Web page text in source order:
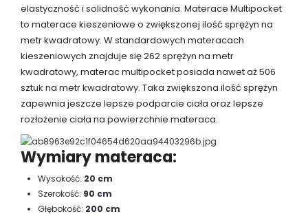
elastyczność i solidność wykonania. Materace Multipocket
to materace kieszeniowe o zwiększonej ilość sprężyn na
metr kwadratowy. W standardowych materacach
kieszeniowych znajduje się 262 sprężyn na metr
kwadratowy, materac multipocket posiada nawet aż 506
sztuk na metr kwadratowy. Taka zwiększona ilość sprężyn
zapewnia jeszcze lepsze podparcie ciała oraz lepsze
rozłożenie ciała na powierzchnie materaca.
Wymiary materaca:
Wysokość: 20 cm
Szerokość: 90 cm
Głębokość: 200 cm